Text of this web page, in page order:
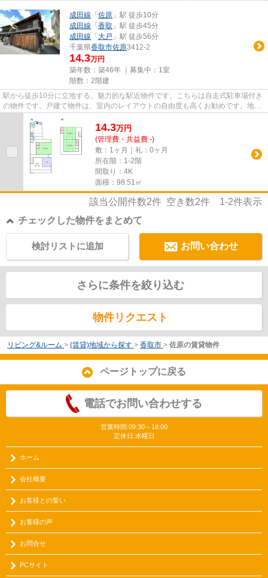
成田線 「 佐原 」駅 徒歩10分
成田線 「 香取 」駅 徒歩45分
成田線 「 大戸 」駅 徒歩56分
千葉県香取市佐原3412-2
14.3万円
築年数：築46年 ｜募集中： 1室
階数：2階建
駅から徒歩10分に立地する、魅力的な駅近物件です。こちらは自走式駐車場付き
の物件です。戸建て物件は、室内のレイアウトの自由度も高くお勧めです。地域
14.3万円
(管理費・共益費 -)
敷：1ヶ月｜礼：0ヶ月
所在階：1-2階
間取り：4K
面積：98.51㎡
該当公開件数2件 空き数2件 1-2件表示
チェックした物件をまとめて
お問い合わせ
検討リストに追加
さらに条件を絞り込む
物件リクエスト
リビング&ルーム > (賃貸)地域から探す > 香取市 > 佐原の賃貸物件
ページトップに戻る
電話でお問い合わせする
営業時間:09:30～18:00
定休日:水曜日
ホーム
会社概要
お客様との誓い
お客様の声
お問合せ
PCサイト